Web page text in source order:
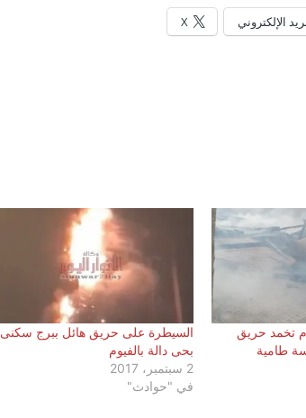
الإلكتروني X
تخمد حريق
طامية
السيطرة على حريق هائل ببرج سكنى
بحى دالة بالفيوم
2 سبتمبر، 2017
في "حوادث"